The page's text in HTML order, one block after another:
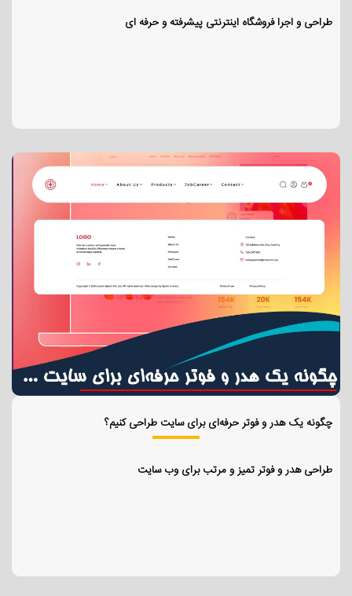
طراحی و اجرا فروشگاه اینترنتی پیشرفته و حرفه ای
چگونه یک هدر و فوتر حرفه‌ای برای سایت طراحی کنیم؟
طراحی هدر و فوتر تمیز و مرتب برای وب سایت